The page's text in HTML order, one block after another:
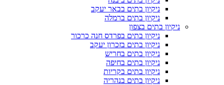
ניקיון בתים בבאר יעקב
ניקיון בתים ברמלה
ניקיון בתים בצפון
ניקיון בתים בפרדס חנה כרכור
ניקיון בתים בזכרון יעקב
ניקיון בתים בחריש
ניקיון בתים בחיפה
ניקיון בתים בקריות
ניקיון בתים בנהריה